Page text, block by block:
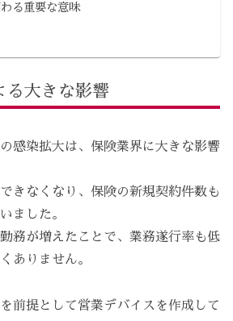
る重要な意味
る大きな影響
感染拡大は、保険業界に大きな影響
きなくなり、保険の新規契約件数も
ました。
務が増えたことで、業務遂行率も低
ありません。
前提として営業デバイスを作成して